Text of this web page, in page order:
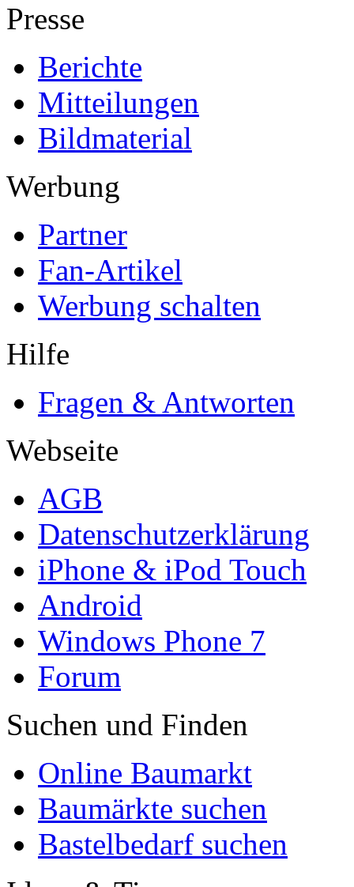
Presse
Berichte
Mitteilungen
Bildmaterial
Werbung
Partner
Fan-Artikel
Werbung schalten
Hilfe
Fragen & Antworten
Webseite
AGB
Datenschutzerklärung
iPhone & iPod Touch
Android
Windows Phone 7
Forum
Suchen und Finden
Online Baumarkt
Baumärkte suchen
Bastelbedarf suchen